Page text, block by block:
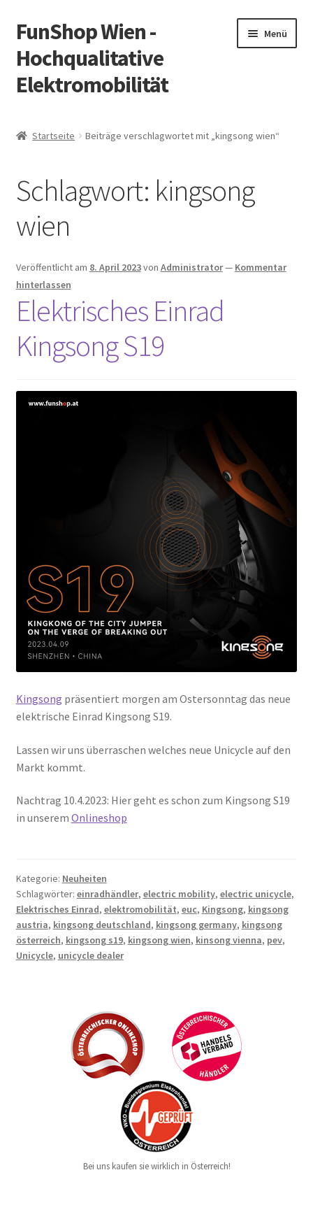
Zur
Navigation
springen
Zum
Inhalt
springen
FunShop Wien -
Hochqualitative
Elektromobilität
Menü
öffnen
Vorsicht Internetbetrug
Über FunShop
Impressum
Zum Onlineshop in der Web Version
Startseite Beiträge verschlagwortet mit „kingsong wien“
Schlagwort: kingsong
wien
Veröffentlicht am 8. April 2023von Administrator— Kommentar
hinterlassen
Elektrisches Einrad
Kingsong S19
Kingsong präsentiert morgen am Ostersonntag das neue
elektrische Einrad Kingsong S19.
Lassen wir uns überraschen welches neue Unicycle auf den
Markt kommt.
Nachtrag 10.4.2023: Hier geht es schon zum Kingsong S19
in unserem Onlineshop
Kategorie: Neuheiten
Schlagwörter: einradhändler, electric mobility, electric unicycle,
Elektrisches Einrad, elektromobilität, euc, Kingsong, kingsong
austria, kingsong deutschland, kingsong germany, kingsong
österreich, kingsong s19, kingsong wien, kinsong vienna, pev,
Unicycle, unicycle dealer
Bei uns kaufen sie wirklich in Österreich!